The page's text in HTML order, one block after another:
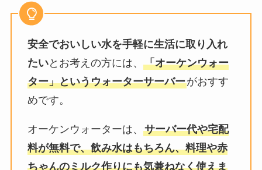
安全でおいしい水を手軽に生活に取り入れ
たいとお考えの方には、 「オーケンウォー
ター」というウォーターサーバーがおすす
めです。
オーケンウォーターは、 サーバー代や宅配
料が無料で、飲み水はもちろん、料理や赤
ちゃんのミルク作りにも気兼ねなく使えま